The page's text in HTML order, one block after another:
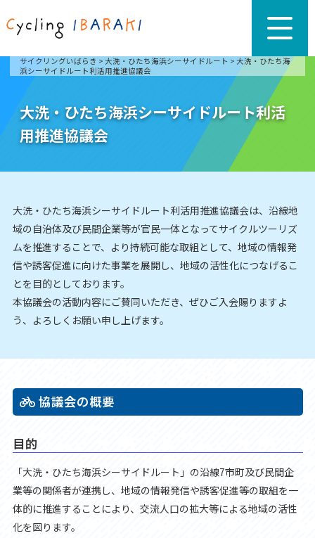
サイクリングいばらき > 大洗・ひたち海浜シーサイドルート > 大洗・ひたち海
浜シーサイドルート利活用推進協議会
大洗・ひたち海浜シーサイドルート利活
用推進協議会
大洗・ひたち海浜シーサイドルート利活用推進協議会は、沿線地
域の自治体及び民間企業等が官民一体となってサイクルツーリズ
ムを推進することで、より持続可能な取組として、地域の情報発
信や誘客促進に向けた事業を展開し、地域の活性化につなげるこ
とを目的としております。
本協議会の活動内容にご賛同いただき、ぜひご入会賜りますよ
う、よろしくお願い申し上げます。
協議会の概要
目的
「大洗・ひたち海浜シーサイドルート」の沿線7市町及び民間企
業等の関係者が連携し、地域の情報発信や誘客促進等の取組を一
体的に推進することにより、交流人口の拡大等による地域の活性
化を図ります。